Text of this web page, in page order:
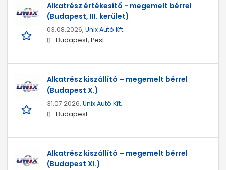
Alkatrész értékesítő - megemelt bérrel
(Budapest, III. kerület)
03.08.2026, Unix Autó Kft.
Budapest, Pest
Alkatrész kiszállító – megemelt bérrel
(Budapest X.)
31.07.2026, Unix Autó Kft.
Budapest
Alkatrész kiszállító – megemelt bérrel
(Budapest XI.)